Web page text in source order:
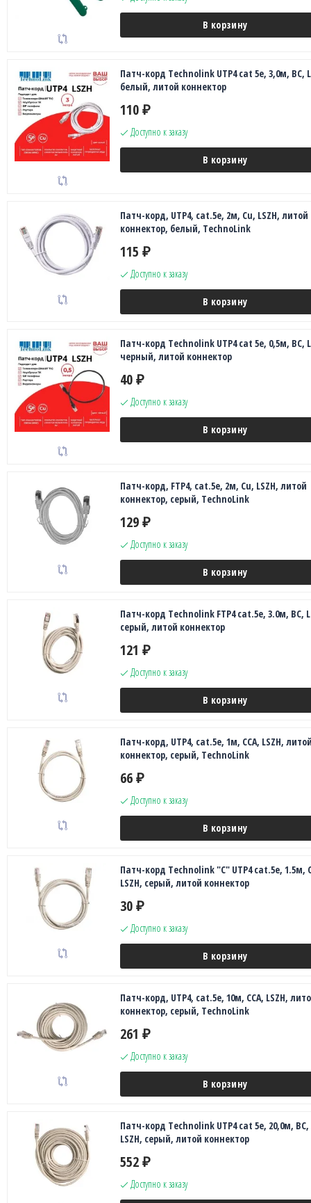
В корзину
Патч-корд Technolink UTP4 cat 5e, 3,0м, ВС,
белый, литой коннектор
110 ₽
Доступно к заказу
В корзину
Патч-корд, UTP4, cat.5e, 2м, Сu, LSZH, литой
коннектор, белый, TechnoLink
115 ₽
Доступно к заказу
В корзину
Патч-корд Technolink UTP4 cat 5e, 0,5м, ВС,
черный, литой коннектор
40 ₽
Доступно к заказу
В корзину
Патч-корд, FTP4, cat.5е, 2м, Сu, LSZH, литой
коннектор, серый, TechnoLink
129 ₽
Доступно к заказу
В корзину
Патч-корд Technolink FTP4 cat.5е, 3.0м, BC,
серый, литой коннектор
121 ₽
Доступно к заказу
В корзину
Патч-корд, UTP4, cat.5е, 1м, CCA, LSZH,
коннектор, серый, TechnoLink
66 ₽
Доступно к заказу
В корзину
Патч-корд Technolink "C" UTP4 cat.5е, 1.5м,
LSZH, серый, литой коннектор
30 ₽
Доступно к заказу
В корзину
Патч-корд, UTP4, cat.5е, 10м, CCA, LSZH,
коннектор, серый, TechnoLink
261 ₽
Доступно к заказу
В корзину
Патч-корд Technolink UTP4 cat 5e, 20,0м, ВС,
LSZH, серый, литой коннектор
552 ₽
Доступно к заказу